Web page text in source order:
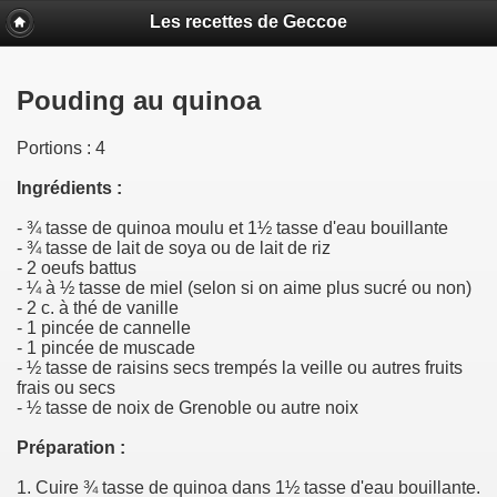
Les recettes de Geccoe
Pouding au quinoa
Portions : 4
Ingrédients :
- ¾ tasse de quinoa moulu et 1½ tasse d'eau bouillante
- ¾ tasse de lait de soya ou de lait de riz
- 2 oeufs battus
- ¼ à ½ tasse de miel (selon si on aime plus sucré ou non)
- 2 c. à thé de vanille
- 1 pincée de cannelle
- 1 pincée de muscade
- ½ tasse de raisins secs trempés la veille ou autres fruits
frais ou secs
- ½ tasse de noix de Grenoble ou autre noix
Préparation :
1. Cuire ¾ tasse de quinoa dans 1½ tasse d'eau bouillante.